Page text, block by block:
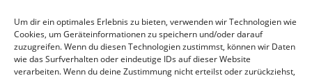
Um dir ein optimales Erlebnis zu bieten, verwenden wir Technologien wie
Cookies, um Geräteinformationen zu speichern und/oder darauf
zuzugreifen. Wenn du diesen Technologien zustimmst, können wir Daten
wie das Surfverhalten oder eindeutige IDs auf dieser Website
verarbeiten. Wenn du deine Zustimmung nicht erteilst oder zurückziehst,
unerhebliche Integrationsverweigerung als ver-
nachlässigbare und sogar sympathische Eigenheit des
osmanischen Volkes zu begreifen.